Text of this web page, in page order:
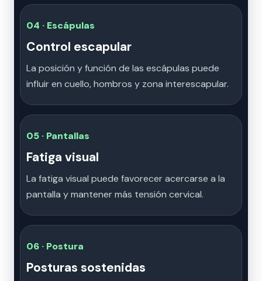
04 · Escápulas
Control escapular
La posición y función de las escápulas puede
influir en cuello, hombros y zona interescapular.
05 · Pantallas
Fatiga visual
La fatiga visual puede favorecer acercarse a la
pantalla y mantener más tensión cervical.
06 · Postura
Posturas sostenidas